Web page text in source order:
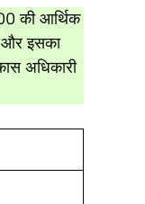
की आर्थिक
और इसका
अधिकारी